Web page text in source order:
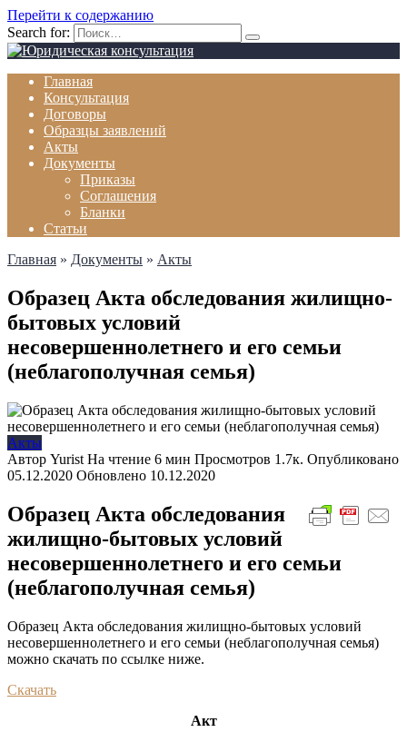
Перейти к содержанию
Search for:
Главная
Консультация
Договоры
Образцы заявлений
Акты
Документы
Приказы
Соглашения
Бланки
Статьи
Главная » Документы » Акты
Образец Акта обследования жилищно-
бытовых условий
несовершеннолетнего и его семьи
(неблагополучная семья)
Акты
Автор Yurist На чтение 6 мин Просмотров 1.7к. Опубликовано
05.12.2020 Обновлено 10.12.2020
Образец Акта обследования
жилищно-бытовых условий
несовершеннолетнего и его семьи
(неблагополучная семья)
Образец Акта обследования жилищно-бытовых условий
несовершеннолетнего и его семьи (неблагополучная семья)
можно скачать по ссылке ниже.
Скачать
Акт